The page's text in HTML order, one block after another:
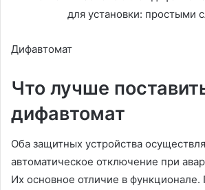
Дифавтомат
Что лучше
дифавтомат
Оба защитных устройства
автоматическое отключение при
Их основное отличие в функционале.